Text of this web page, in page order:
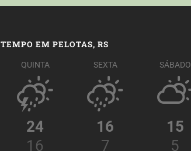
TEMPO EM PELOTAS, RS
QUINTA
24
16
SEXTA
16
7
SÁBADO
15
5